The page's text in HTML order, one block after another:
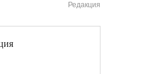
Редакция